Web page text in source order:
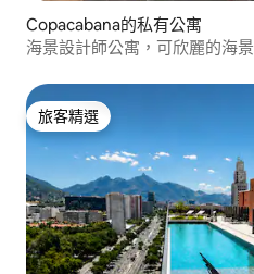
Copacabana的私有公寓
海景設計師公寓，可欣麗的海景
旅客精選
旅客精選